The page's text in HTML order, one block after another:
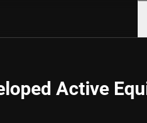
Active